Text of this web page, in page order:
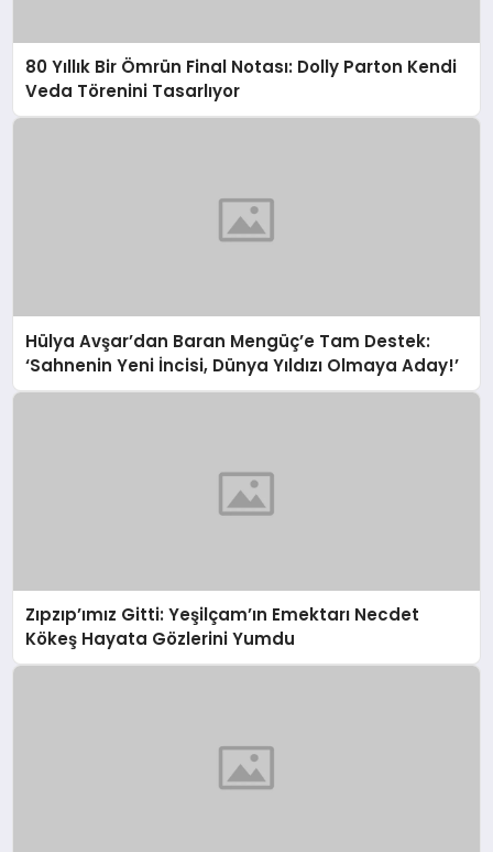
80 Yıllık Bir Ömrün Final Notası: Dolly Parton Kendi
Veda Törenini Tasarlıyor
Hülya Avşar’dan Baran Mengüç’e Tam Destek:
‘Sahnenin Yeni İncisi, Dünya Yıldızı Olmaya Aday!’
Zıpzıp’ımız Gitti: Yeşilçam’ın Emektarı Necdet
Kökeş Hayata Gözlerini Yumdu